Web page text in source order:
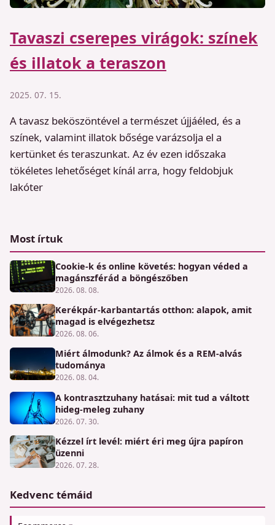
Tavaszi cserepes virágok: színek
és illatok a teraszon
2025. 07. 15.
A tavasz beköszöntével a természet újjáéled, és a
színek, valamint illatok bősége varázsolja el a
kertünket és teraszunkat. Az év ezen időszaka
tökéletes lehetőséget kínál arra, hogy feldobjuk
lakóter
Most írtuk
Cookie-k és online követés: hogyan véded a
magánszférád a böngészőben
2026. 08. 08.
Kerékpár-karbantartás otthon: alapok, amit
magad is elvégezhetsz
2026. 08. 06.
Miért álmodunk? Az álmok és a REM-alvás
tudománya
2026. 08. 04.
A kontrasztzuhany hatásai: mit tud a váltott
hideg-meleg zuhany
2026. 07. 30.
Kézzel írt levél: miért éri meg újra papíron
üzenni
2026. 07. 28.
Kedvenc témáid